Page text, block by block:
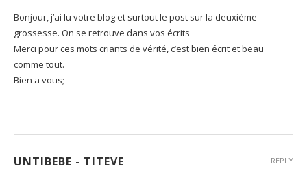
Bonjour, j’ai lu votre blog et surtout le post sur la deuxième
grossesse. On se retrouve dans vos écrits
Merci pour ces mots criants de vérité, c’est bien écrit et beau
comme tout.
Bien a vous;
UNTIBEBE - TITEVE REPLY